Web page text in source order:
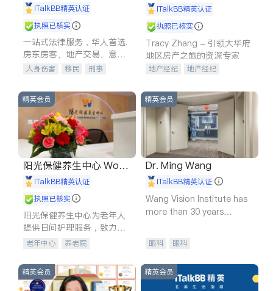
iTalkBB精英认证
执照已核实
一站式法律服务，华人首选.
房东房客、地产交易、意外
伤害、车祸重伤、商业诉
建筑合同、刑事案件全包办
人身伤害 移民
刑事
信托/遗嘱
商业
商标注册
律师-其它 保释
iTalkBB精英认证
执照已核实
Tracy Zhang - 引领大华府
地区房产之旅的资深专家
地产经纪
地产经纪
商铺租售
开发商建商
精英会员
阳光保健养生中心 World
shine
iTalkBB精英认证
执照已核实
阳光保健养生中心为老年人
提供日间护理服务，致力于
通过持续的护理创新来有效
老年中心 养老院
精英会员
Dr. Ming Wang
iTalkBB精英认证
Wang Vision Institute has
more than 30 years
眼科 眼科
精英会员 精英会员